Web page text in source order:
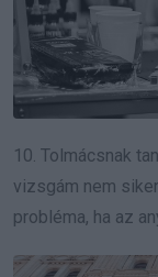
10. Tolmácsnak
vizsgám nem
probléma, ha az